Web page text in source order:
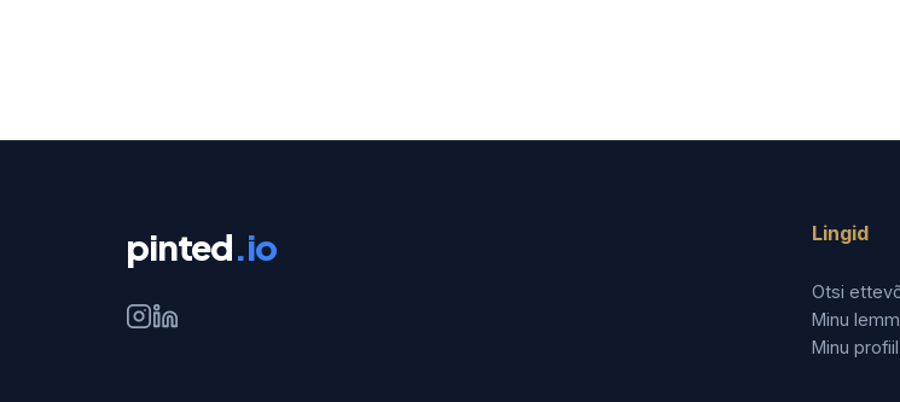
pinted.io Lingid
Otsi
Minu
Minu profiil